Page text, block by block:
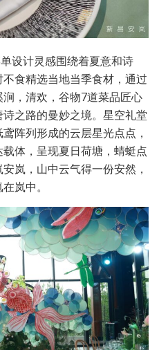
设计灵感围绕着夏意和诗
食精选当地当季食材，通过
，清欢，谷物7道菜品匠心
之路的曼妙之境。星空礼堂
阵列形成的云层星光点点，
体，呈现夏日荷塘，蜻蜓点
岚，山中云气得一份安然，
岚中。